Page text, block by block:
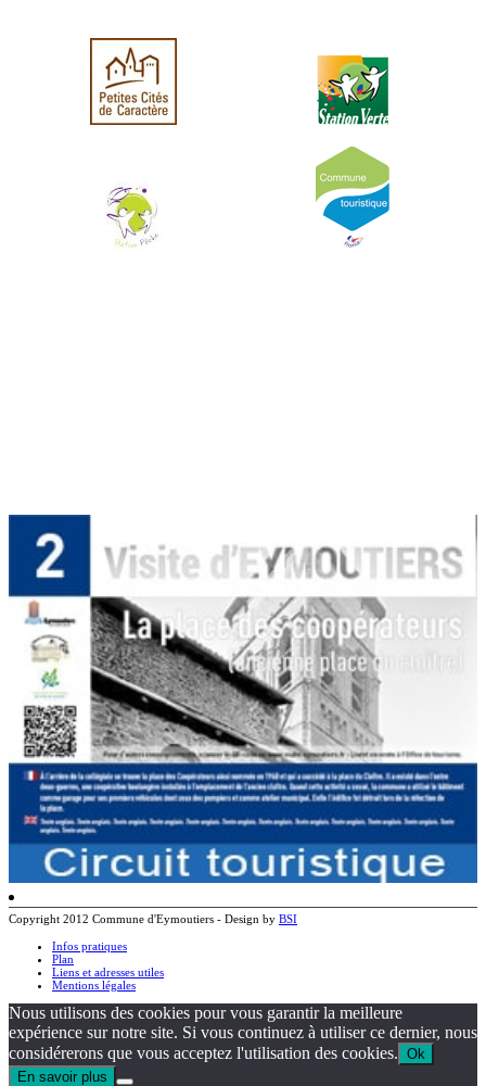
Copyright 2012 Commune d'Eymoutiers - Design by BSI
Infos pratiques
Plan
Liens et adresses utiles
Mentions légales
Nous utilisons des cookies pour vous garantir la meilleure
expérience sur notre site. Si vous continuez à utiliser ce dernier, nous
considérerons que vous acceptez l'utilisation des cookies. Ok
En savoir plus